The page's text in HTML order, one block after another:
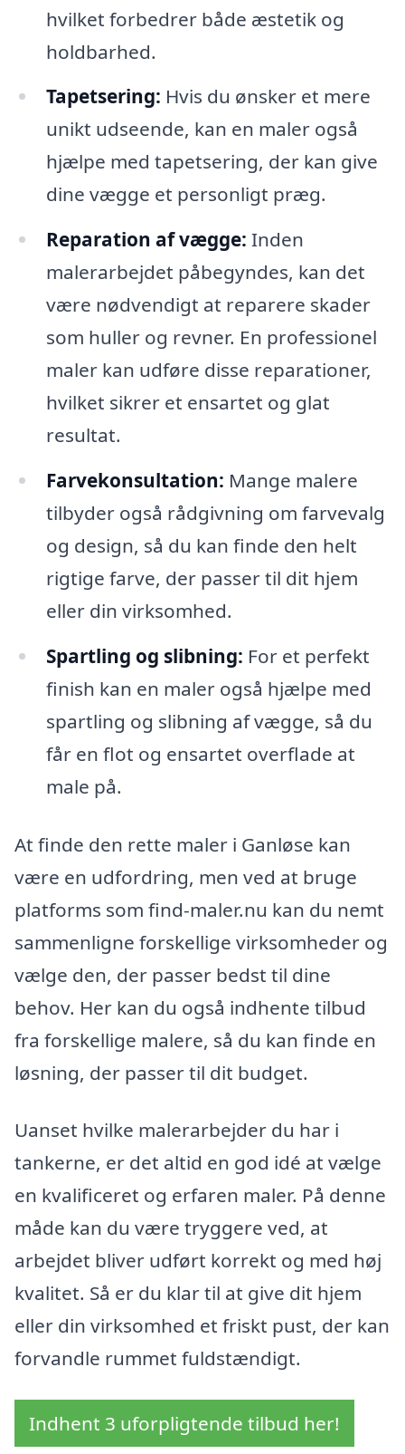
hvilket forbedrer både æstetik og
holdbarhed.
Tapetsering: Hvis du ønsker et mere
unikt udseende, kan en maler også
hjælpe med tapetsering, der kan give
dine vægge et personligt præg.
Reparation af vægge: Inden
malerarbejdet påbegyndes, kan det
være nødvendigt at reparere skader
som huller og revner. En professionel
maler kan udføre disse reparationer,
hvilket sikrer et ensartet og glat
resultat.
Farvekonsultation: Mange malere
tilbyder også rådgivning om farvevalg
og design, så du kan finde den helt
rigtige farve, der passer til dit hjem
eller din virksomhed.
Spartling og slibning: For et perfekt
finish kan en maler også hjælpe med
spartling og slibning af vægge, så du
får en flot og ensartet overflade at
male på.
At finde den rette maler i Ganløse kan
være en udfordring, men ved at bruge
platforms som find-maler.nu kan du nemt
sammenligne forskellige virksomheder og
vælge den, der passer bedst til dine
behov. Her kan du også indhente tilbud
fra forskellige malere, så du kan finde en
løsning, der passer til dit budget.
Uanset hvilke malerarbejder du har i
tankerne, er det altid en god idé at vælge
en kvalificeret og erfaren maler. På denne
måde kan du være tryggere ved, at
arbejdet bliver udført korrekt og med høj
kvalitet. Så er du klar til at give dit hjem
eller din virksomhed et friskt pust, der kan
forvandle rummet fuldstændigt.
Indhent 3 uforpligtende tilbud her!